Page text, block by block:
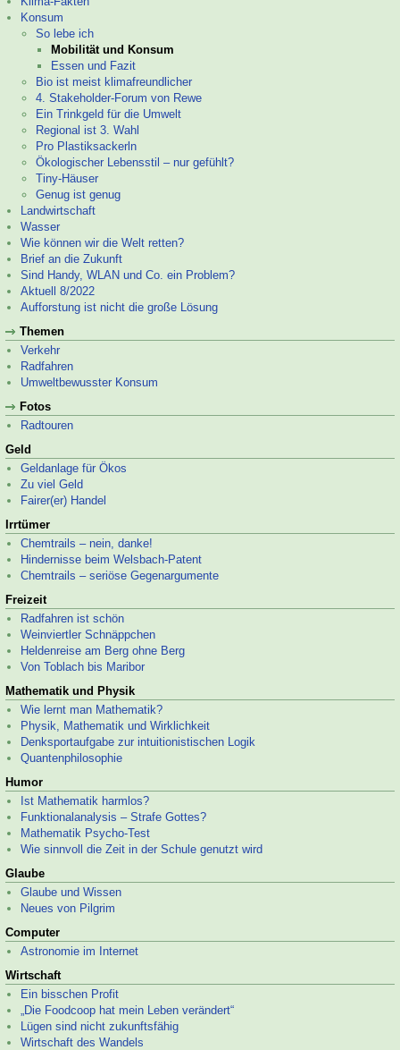
Konsum
So lebe ich
Mobilität und Konsum
Essen und Fazit
Bio ist meist klimafreundlicher
4. Stakeholder-Forum von Rewe
Ein Trinkgeld für die Umwelt
Regional ist 3. Wahl
Pro Plastiksackerln
Ökologischer Lebensstil – nur gefühlt?
Tiny-Häuser
Genug ist genug
Landwirtschaft
Wasser
Wie können wir die Welt retten?
Brief an die Zukunft
Sind Handy, WLAN und Co. ein Problem?
Aktuell 8/2022
Aufforstung ist nicht die große Lösung
Themen
Verkehr
Radfahren
Umweltbewusster Konsum
Fotos
Radtouren
Geld
Geldanlage für Ökos
Zu viel Geld
Fairer(er) Handel
Irrtümer
Chemtrails – nein, danke!
Hindernisse beim Welsbach-Patent
Chemtrails – seriöse Gegenargumente
Freizeit
Radfahren ist schön
Weinviertler Schnäppchen
Heldenreise am Berg ohne Berg
Von Toblach bis Maribor
Mathematik und Physik
Wie lernt man Mathematik?
Physik, Mathematik und Wirklichkeit
Denksportaufgabe zur intuitionistischen Logik
Quantenphilosophie
Humor
Ist Mathematik harmlos?
Funktionalanalysis – Strafe Gottes?
Mathematik Psycho-Test
Wie sinnvoll die Zeit in der Schule genutzt wird
Glaube
Glaube und Wissen
Neues von Pilgrim
Computer
Astronomie im Internet
Wirtschaft
Ein bisschen Profit
„Die Foodcoop hat mein Leben verändert“
Lügen sind nicht zukunftsfähig
Wirtschaft des Wandels